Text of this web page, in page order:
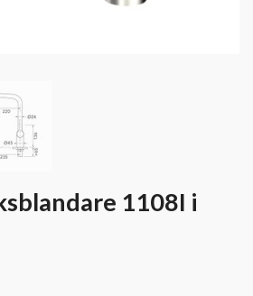
1108I i